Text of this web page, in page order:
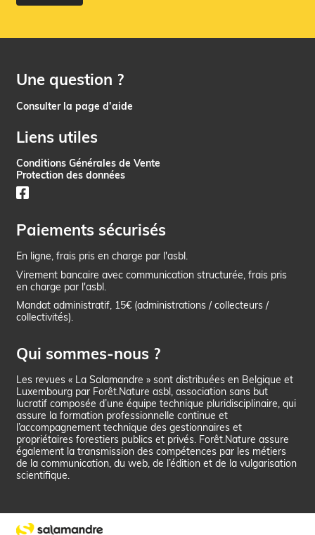
Une question ?
Consulter la page d’aide
Liens utiles
Conditions Générales de Vente
Protection des données
Paiements sécurisés
En ligne, frais pris en charge par l'asbl.
Virement bancaire avec communication structurée, frais pris
en charge par l'asbl.
Mandat administratif, 15€ (administrations / collecteurs /
collectivités).
Qui sommes-nous ?
Les revues « La Salamandre » sont distribuées en Belgique et
Luxembourg par Forêt.Nature asbl, association sans but
lucratif composée d’une équipe technique pluridisciplinaire, qui
assure la formation professionnelle continue et
l’accompagnement technique des gestionnaires et
propriétaires forestiers publics et privés. Forêt.Nature assure
également la transmission des compétences par les métiers
de la communication, du web, de l’édition et de la vulgarisation
scientifique.